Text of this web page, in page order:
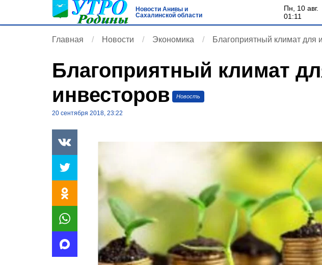
Новости Анивы и
Сахалинской области
пн, 10 авг.
01:11
Главная Новости Экономика Благоприятный климат для
Благоприятный климат
инвесторов
Новость
20 сентября 2018, 23:22